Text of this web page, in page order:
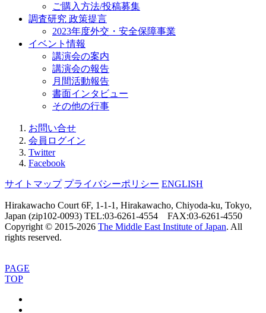
ご購入方法/投稿募集
調査研究 政策提言
2023年度外交・安全保障事業
イベント情報
講演会の案内
講演会の報告
月間活動報告
書面インタビュー
その他の行事
お問い合せ
会員ログイン
Twitter
Facebook
サイトマップ プライバシーポリシー ENGLISH
Hirakawacho Court 6F, 1-1-1, Hirakawacho, Chiyoda-ku, Tokyo,
Japan (zip102-0093) TEL:03-6261-4554 FAX:03-6261-4550
Copyright © 2015-2026 The Middle East Institute of Japan. All
rights reserved.
PAGE
TOP